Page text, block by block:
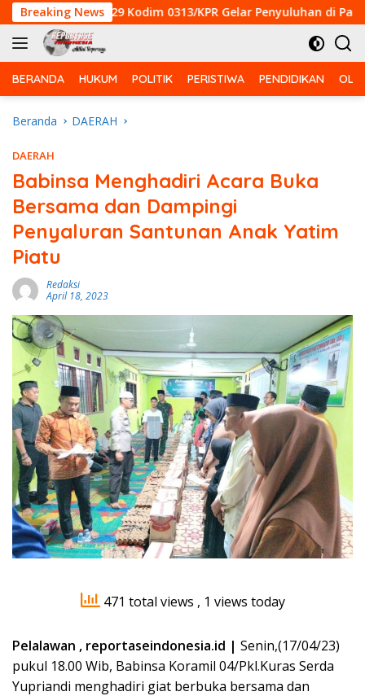
Langsung
ke
konten
Breaking News
ke-129 Kodim 0313/KPR Gelar Penyuluhan di Pangkalan
BERANDA HUKUM POLITIK PERISTIWA PENDIDIKAN
Beranda DAERAH
DAERAH
Babinsa Menghadiri Acara Buka
Bersama dan Dampingi
Penyaluran Santunan Anak Yatim
Piatu
Redaksi
April 18, 2023
471 total views , 1 views today
Pelalawan , reportaseindonesia.id | Senin,(17/04/23)
pukul 18.00 Wib, Babinsa Koramil 04/Pkl.Kuras Serda
Yupriandi menghadiri giat berbuka bersama dan